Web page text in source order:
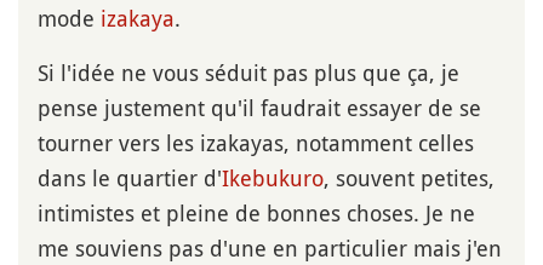
mode izakaya.
Si l'idée ne vous séduit pas plus que ça, je
pense justement qu'il faudrait essayer de se
tourner vers les izakayas, notamment celles
dans le quartier d'Ikebukuro, souvent petites,
intimistes et pleine de bonnes choses. Je ne
me souviens pas d'une en particulier mais j'en